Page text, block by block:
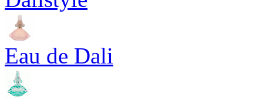
Eau de Dali